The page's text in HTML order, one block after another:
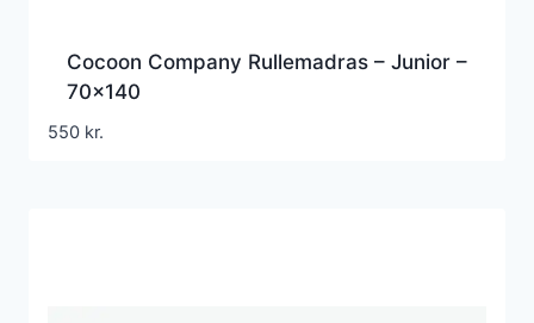
Cocoon Company Rullemadras – Junior –
70×140
550 kr.